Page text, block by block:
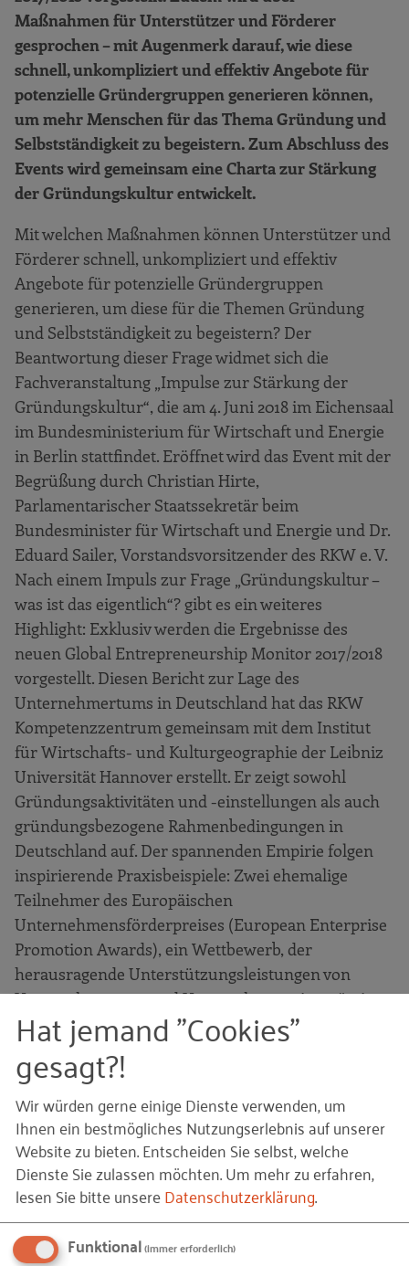
Maßnahmen für Unterstützer und Förderer
gesprochen – mit Augenmerk darauf, wie diese
schnell, unkompliziert und effektiv Angebote für
potenzielle Gründergruppen generieren können,
um mehr Menschen für das Thema Gründung und
Selbstständigkeit zu begeistern. Zum Abschluss des
Events wird gemeinsam eine Charta zur Stärkung
der Gründungskultur entwickelt.
Mit welchen Maßnahmen können Unterstützer und
Förderer schnell, unkompliziert und effektiv
Angebote für potenzielle Gründergruppen
generieren, um diese für die Themen Gründung
und Selbstständigkeit zu begeistern? Der
Beantwortung dieser Frage widmet sich die
Fachveranstaltung „Impulse zur Stärkung der
Gründungskultur“, die am 4. Juni 2018 im Eichensaal
im Bundesministerium für Wirtschaft und Energie
in Berlin stattfindet. Eröffnet wird das Event mit der
Begrüßung durch Christian Hirte,
Parlamentarischer Staatssekretär beim
Bundesminister für Wirtschaft und Energie und Dr.
Eduard Sailer, Vorstandsvorsitzender des RKW e. V.
Nach einem Impuls zur Frage „Gründungskultur –
was ist das eigentlich“? gibt es ein weiteres
Highlight: Exklusiv werden die Ergebnisse des
neuen Global Entrepreneurship Monitor 2017/2018
vorgestellt. Diesen Bericht zur Lage des
Unternehmertums in Deutschland hat das RKW
Kompetenzzentrum gemeinsam mit dem Institut
für Wirtschafts- und Kulturgeographie der Leibniz
Universität Hannover erstellt. Er zeigt sowohl
Gründungsaktivitäten und -einstellungen als auch
gründungsbezogene Rahmenbedingungen in
Deutschland auf. Der spannenden Empirie folgen
inspirierende Praxisbeispiele: Zwei ehemalige
Teilnehmer des Europäischen
Unternehmensförderpreises (European Enterprise
Promotion Awards), ein Wettbewerb, der
herausragende Unterstützungsleistungen von
Unternehmertum und Unternehmergeist prämiert,
zeigen, wie „Enterprise Promotion“ funktionieren
kann. Bürgermeister Martin Ragg stellt dabei die
Initiative „EGON – Existenzgründungsoffensive
Neckar-Eschach“ vor, und Dr. Markus Braun
präsentiert das Gründernetzwerk SAXEED.
Auch interessante Diskussionen werden auf der
Veranstaltung geboten: Das Podium, besetzt mit
Prof. Dr. Rolf Sternberg (Leibniz Universität
Hannover), Cornelia Klaus (hannoverimpuls
GmbH), Dr. Ralf Sänger (IQ Fachstelle
Hat jemand "Cookies"
gesagt?!
Wir würden gerne einige Dienste verwenden, um
Ihnen ein bestmögliches Nutzungserlebnis auf unserer
Website zu bieten. Entscheiden Sie selbst, welche
Dienste Sie zulassen möchten.Um mehr zu erfahren,
lesen Sie bitte unsereDatenschutzerklärung.
Funktional(immer erforderlich)